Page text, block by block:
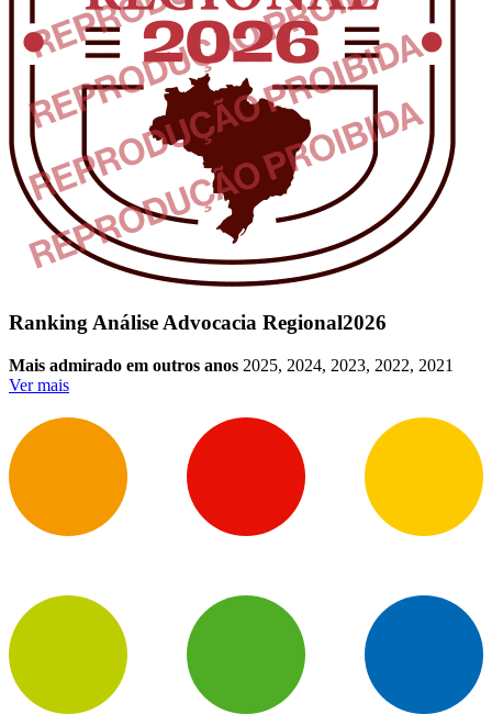
Ranking Análise Advocacia Regional2026
Mais admirado em outros anos 2025, 2024, 2023, 2022, 2021
Ver mais